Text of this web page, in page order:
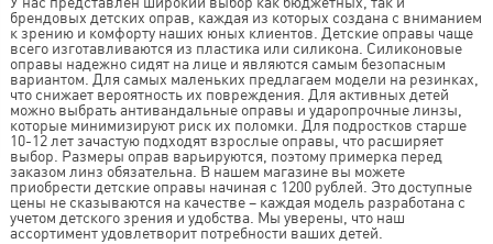
брендовых детских оправ, каждая из которых создана с вниманием
к зрению и комфорту наших юных клиентов. Детские оправы чаще
всего изготавливаются из пластика или силикона. Силиконовые
оправы надежно сидят на лице и являются самым безопасным
вариантом. Для самых маленьких предлагаем модели на резинках,
что снижает вероятность их повреждения. Для активных детей
можно выбрать антивандальные оправы и ударопрочные линзы,
которые минимизируют риск их поломки. Для подростков старше
10-12 лет зачастую подходят взрослые оправы, что расширяет
выбор. Размеры оправ варьируются, поэтому примерка перед
заказом линз обязательна. В нашем магазине вы можете
приобрести детские оправы начиная с 1200 рублей. Это доступные
цены не сказываются на качестве – каждая модель разработана с
учетом детского зрения и удобства. Мы уверены, что наш
ассортимент удовлетворит потребности ваших детей.